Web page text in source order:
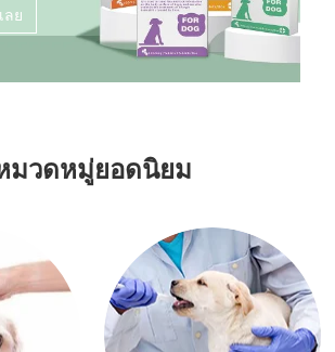
ลย
มวดหมู่ยอดนิยม